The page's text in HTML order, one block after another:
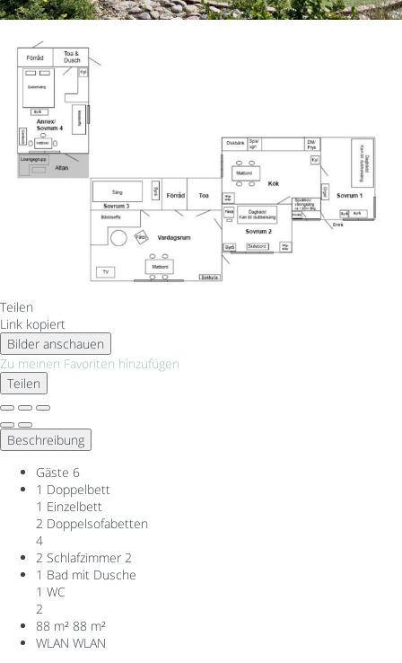
Teilen
Link kopiert
Bilder anschauen
Zu meinen Favoriten hinzufügen
Teilen
Beschreibung
Gäste 6
1 Doppelbett
1 Einzelbett
2 Doppelsofabetten
4
2 Schlafzimmer 2
1 Bad mit Dusche
1 WC
2
88 m² 88 m²
WLAN WLAN